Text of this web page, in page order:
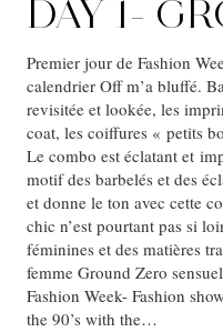
DAY 1-
Premier jour de Fashion
calendrier Off m’a bluffé.
revisitée et lookée, les
coat, les coiffures « petits
Le combo est éclatant et
motif des barbelés et des
et donne le ton avec cette
chic n’est pourtant pas si
féminines et des matières
femme Ground Zero
Fashion Week- Fashion
the 90’s with the…